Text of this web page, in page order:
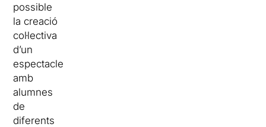
possible
la creació
col·lectiva
d’un
espectacle
amb
alumnes
de
diferents